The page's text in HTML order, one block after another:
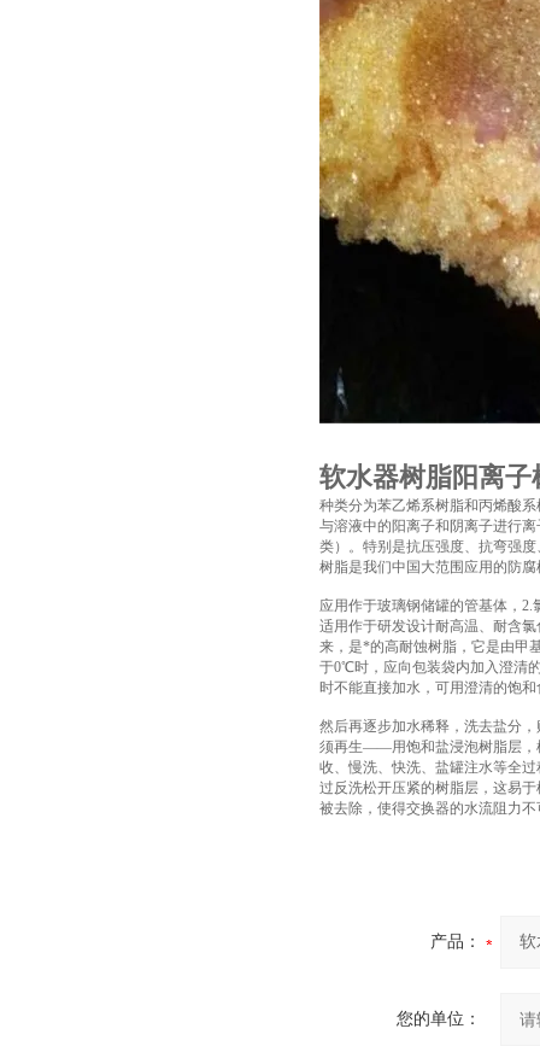
软水器树脂阳离
种类分为苯乙烯系树脂和丙烯酸
与溶液中的阳离子和阴离子进行
类）。特别是抗压强度、抗弯强
树脂是我们中国大范围应用的防
应用作于玻璃钢储罐的管基体，
适用作于研发设计耐高温、耐含
来，是*的高耐蚀树脂，它是由甲
于0℃时，应向包装袋内加入澄清
时不能直接加水，可用澄清的饱
然后再逐步加水稀释，洗去盐分
须再生——用饱和盐浸泡树脂层，
收、慢洗、快洗、盐罐注水等全
过反洗松开压紧的树脂层，这易
被去除，使得交换器的水流阻力
产品：
您的单位：